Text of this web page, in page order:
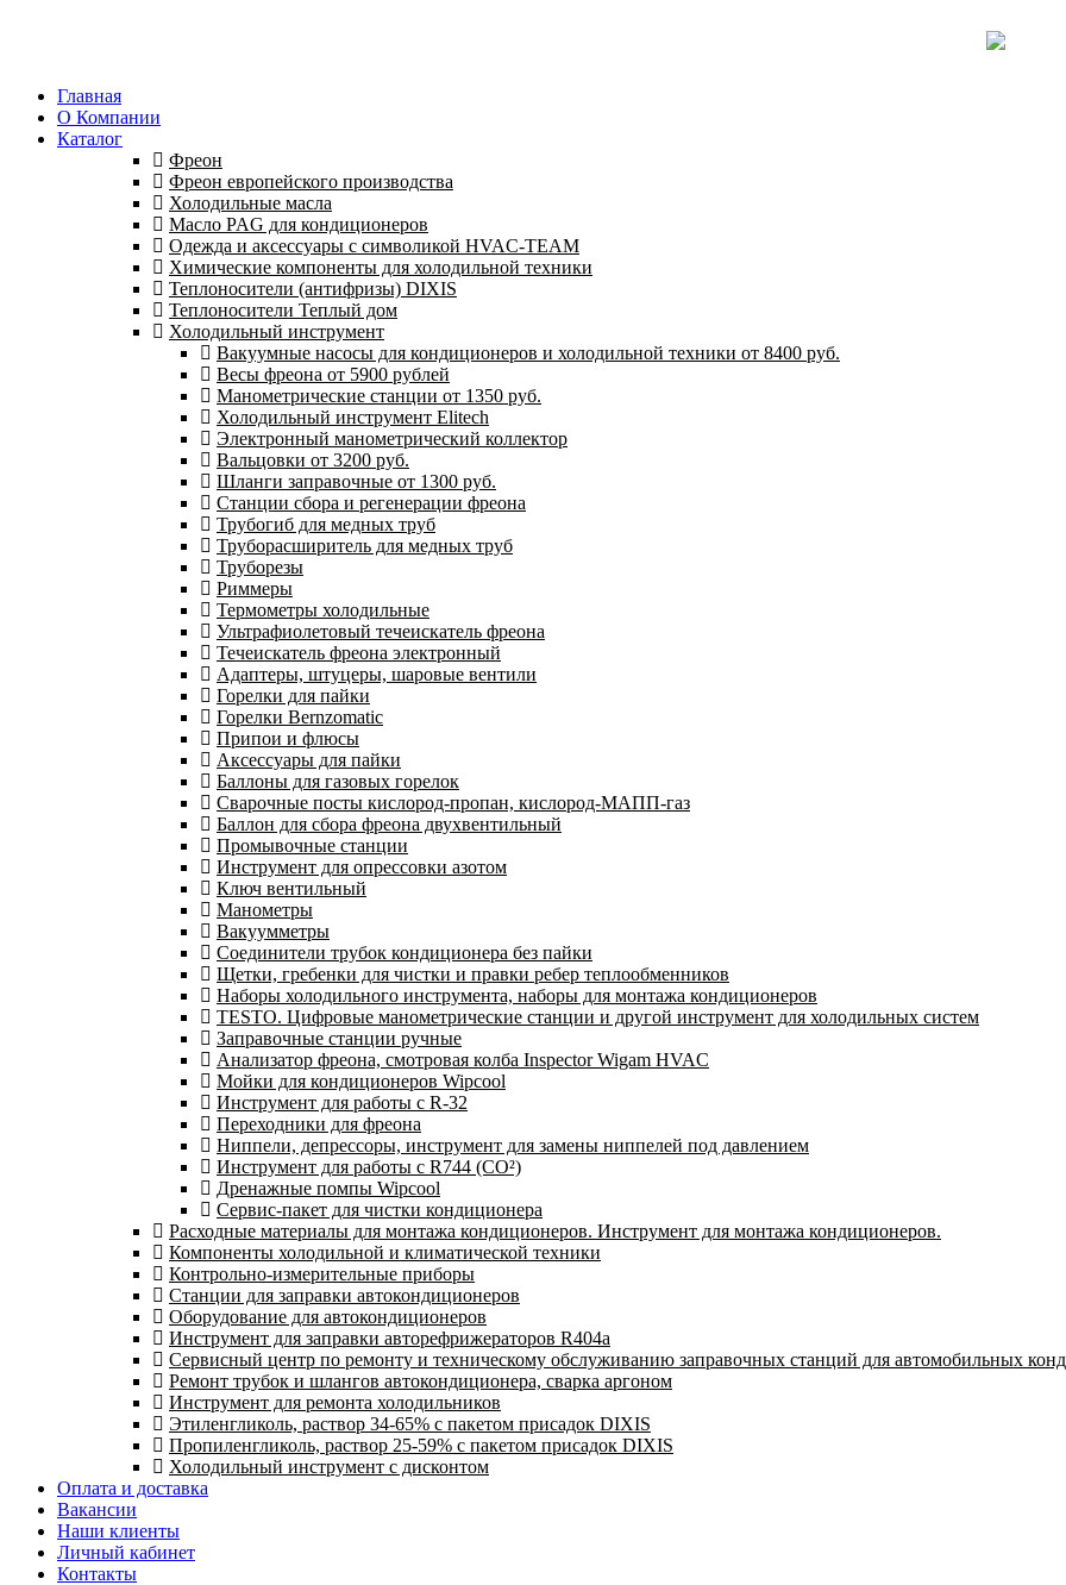
Главная
О Компании
Каталог
Фреон
Фреон европейского производства
Холодильные масла
Масло PAG для кондиционеров
Одежда и аксессуары с символикой HVAC-TEAM
Химические компоненты для холодильной техники
Теплоносители (антифризы) DIXIS
Теплоносители Теплый дом
Холодильный инструмент
Вакуумные насосы для кондиционеров и холодильной техники от 8400 руб.
Весы фреона от 5900 рублей
Манометрические станции от 1350 руб.
Холодильный инструмент Elitech
Электронный манометрический коллектор
Вальцовки от 3200 руб.
Шланги заправочные от 1300 руб.
Станции сбора и регенерации фреона
Трубогиб для медных труб
Труборасширитель для медных труб
Труборезы
Риммеры
Термометры холодильные
Ультрафиолетовый течеискатель фреона
Течеискатель фреона электронный
Адаптеры, штуцеры, шаровые вентили
Горелки для пайки
Горелки Bernzomatic
Припои и флюсы
Аксессуары для пайки
Баллоны для газовых горелок
Сварочные посты кислород-пропан, кислород-МАПП-газ
Баллон для сбора фреона двухвентильный
Промывочные станции
Инструмент для опрессовки азотом
Ключ вентильный
Манометры
Вакуумметры
Соединители трубок кондиционера без пайки
Щетки, гребенки для чистки и правки ребер теплообменников
Наборы холодильного инструмента, наборы для монтажа кондиционеров
TESTO. Цифровые манометрические станции и другой инструмент для холодильных систем
Заправочные станции ручные
Анализатор фреона, смотровая колба Inspector Wigam HVAC
Мойки для кондиционеров Wipcool
Инструмент для работы с R-32
Переходники для фреона
Ниппели, депрессоры, инструмент для замены ниппелей под давлением
Инструмент для работы с R744 (CO²)
Дренажные помпы Wipcool
Сервис-пакет для чистки кондиционера
Расходные материалы для монтажа кондиционеров. Инструмент для монтажа кондиционеров.
Компоненты холодильной и климатической техники
Контрольно-измерительные приборы
Станции для заправки автокондиционеров
Оборудование для автокондиционеров
Инструмент для заправки авторефрижераторов R404a
Сервисный центр по ремонту и техническому обслуживанию заправочных станций для автомобильных
Ремонт трубок и шлангов автокондиционера, сварка аргоном
Инструмент для ремонта холодильников
Этиленгликоль, раствор 34-65% с пакетом присадок DIXIS
Пропиленгликоль, раствор 25-59% с пакетом присадок DIXIS
Холодильный инструмент с дисконтом
Оплата и доставка
Вакансии
Наши клиенты
Личный кабинет
Контакты